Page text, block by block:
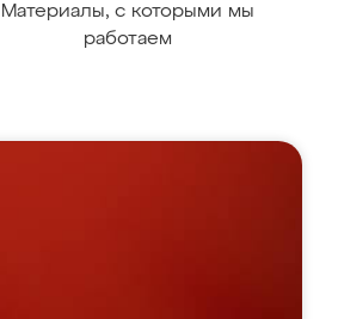
Материалы, с которыми мы
работаем